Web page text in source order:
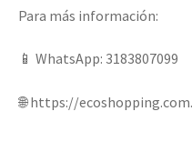
Para más información:
📱 WhatsApp: 3183807099
🌐 https://